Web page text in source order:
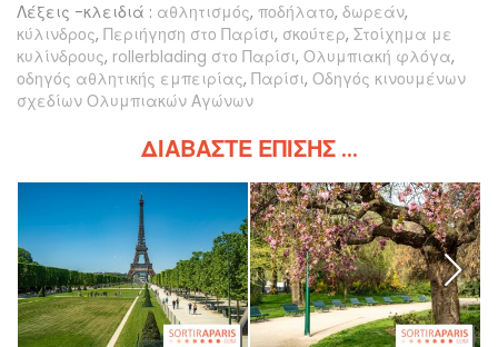
Λέξεις -κλειδιά : αθλητισμός, ποδήλατο, δωρεάν,
κύλινδρος, Περιήγηση στο Παρίσι, σκούτερ, Στοίχημα με
κυλίνδρους, rollerblading στο Παρίσι, Ολυμπιακή φλόγα,
οδηγός αθλητικής εμπειρίας, Παρίσι, Οδηγός κινουμένων
σχεδίων Ολυμπιακών Αγώνων
ΔΙΑΒΆΣΤΕ ΕΠΊΣΗΣ ...